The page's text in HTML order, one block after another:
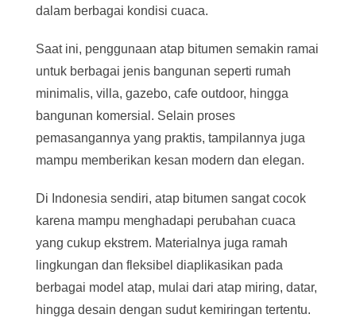
dalam berbagai kondisi cuaca.
Saat ini, penggunaan atap bitumen semakin ramai
untuk berbagai jenis bangunan seperti rumah
minimalis, villa, gazebo, cafe outdoor, hingga
bangunan komersial. Selain proses
pemasangannya yang praktis, tampilannya juga
mampu memberikan kesan modern dan elegan.
Di Indonesia sendiri, atap bitumen sangat cocok
karena mampu menghadapi perubahan cuaca
yang cukup ekstrem. Materialnya juga ramah
lingkungan dan fleksibel diaplikasikan pada
berbagai model atap, mulai dari atap miring, datar,
hingga desain dengan sudut kemiringan tertentu.